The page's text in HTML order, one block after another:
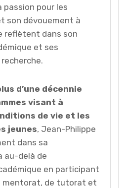
passion pour les
son dévouement à
reflètent dans son
et ses
d’une décennie
visant à
de vie et les
jeunes, Jean-Philippe
dans sa
au-delà de
en participant
mentorat, de tutorat et